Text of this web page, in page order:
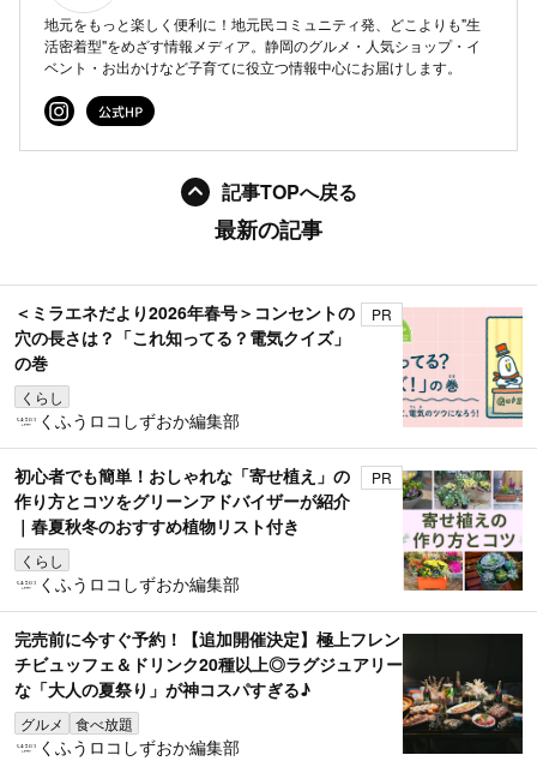
地元をもっと楽しく便利に！地元民コミュニティ発、どこよりも"生
活密着型"をめざす情報メディア。静岡のグルメ・人気ショップ・イ
ベント・お出かけなど子育てに役立つ情報中心にお届けします。
記事TOPへ戻る
最新の記事
＜ミラエネだより2026年春号＞コンセントの
穴の長さは？「これ知ってる？電気クイズ」
の巻
くらし
PR
くふうロコしずおか編集部
初心者でも簡単！おしゃれな「寄せ植え」の
作り方とコツをグリーンアドバイザーが紹介
｜春夏秋冬のおすすめ植物リスト付き
くらし
PR
くふうロコしずおか編集部
完売前に今すぐ予約！【追加開催決定】極上フレン
チビュッフェ＆ドリンク20種以上◎ラグジュアリー
な「大人の夏祭り」が神コスパすぎる♪
グルメ 食べ放題
くふうロコしずおか編集部